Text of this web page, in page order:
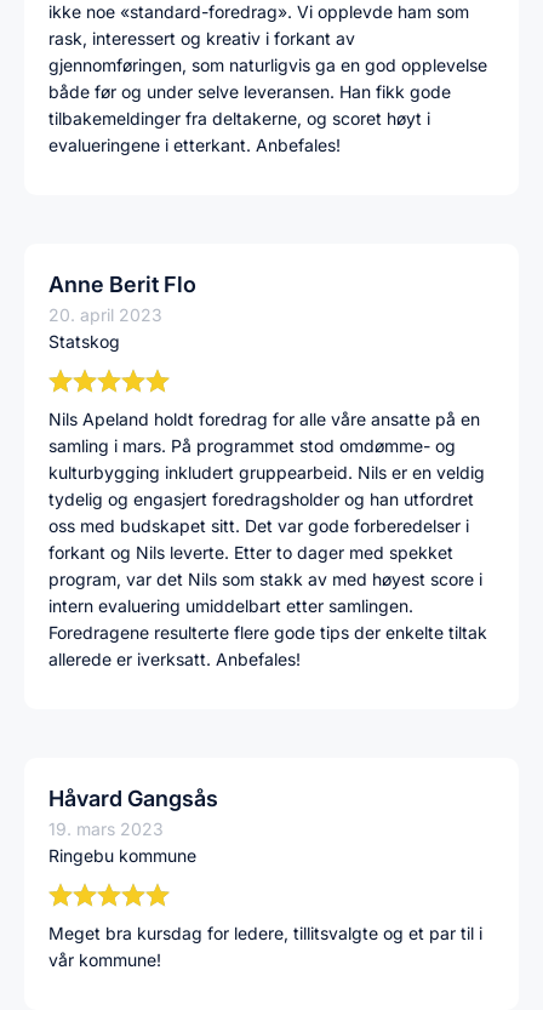
ikke noe «standard-foredrag». Vi opplevde ham som
rask, interessert og kreativ i forkant av
gjennomføringen, som naturligvis ga en god opplevelse
både før og under selve leveransen. Han fikk gode
tilbakemeldinger fra deltakerne, og scoret høyt i
evalueringene i etterkant. Anbefales!
Anne Berit Flo
20. april 2023
Statskog
Nils Apeland holdt foredrag for alle våre ansatte på en
samling i mars. På programmet stod omdømme- og
kulturbygging inkludert gruppearbeid. Nils er en veldig
tydelig og engasjert foredragsholder og han utfordret
oss med budskapet sitt. Det var gode forberedelser i
forkant og Nils leverte. Etter to dager med spekket
program, var det Nils som stakk av med høyest score i
intern evaluering umiddelbart etter samlingen.
Foredragene resulterte flere gode tips der enkelte tiltak
allerede er iverksatt. Anbefales!
Håvard Gangsås
19. mars 2023
Ringebu kommune
Meget bra kursdag for ledere, tillitsvalgte og et par til i
vår kommune!